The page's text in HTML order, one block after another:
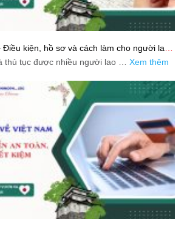
kiện, hồ sơ và cách làm cho người lao
thủ tục được nhiều người lao … Xem thêm